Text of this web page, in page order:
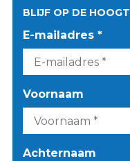
BLIJF OP DE
E-mailadres *
Voornaam
Achternaam